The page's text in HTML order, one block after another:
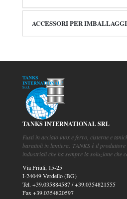
ACCESSORI PER
TANKS INTERNATIONAL SRL
Fusti in acciaio inox e ferro, cisterne e
barattoli in lamiera: TANKS è il
industriali che ha sempre la soluzione che
Via Friuli, 15-25
I-24049 Verdello (BG)
Tel. +39.035884587/+39.0354821555
Fax +39.0354820597